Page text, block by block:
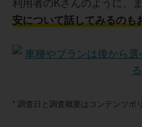
安について話してみるのも
* 調査日と調査概要はコンテンツポ